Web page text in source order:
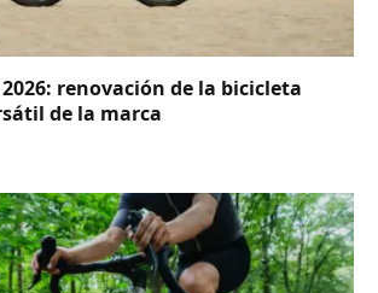
renovación de la bicicleta
de la marca